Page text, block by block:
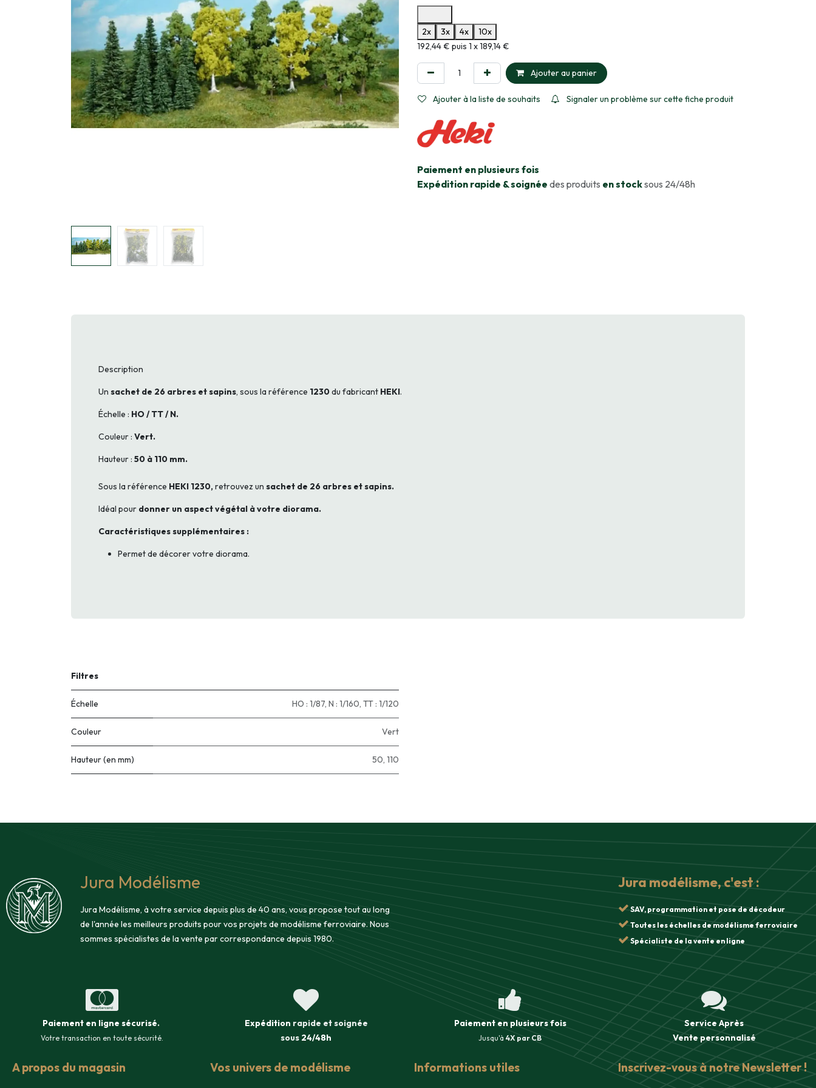
2x
3x 4x
10x
Informations sur le plan de paiement sélectionné
192,44 € puis 1 x 189,14 €
Ajouter au panier
Ajouter à la liste de souhaits Signaler un problème sur cette fiche produit
​Paiement en plusieurs fois
Expédition rapide & soignée des produits en stocksous 24/48h
Description
Un sachet de 26 arbres et sapins, sous la référence 1230du fabricant HEKI.
Échelle : HO / TT / N.
Couleur : Vert.
Hauteur : 50 à 110 mm.
Sous la référence HEKI 1230,retrouvez un sachet de 26 arbres et sapins.
Idéal pour donner un aspect végétal à votre diorama.
Caractéristiques supplémentaires :
Permet de décorer votre diorama.
Filtres
Échelle HO : 1/87, N : 1/160, TT : 1/120
Couleur Vert
Hauteur (en mm) 50, 110
Jura Modélisme
Jura Modélisme, à votre service depuis plus de 40 ans, vous propose tout au long
de l'année les meilleurs produits pour vos projets de modélisme ferroviaire. Nous
sommes spécialistes de la vente par correspondance depuis 1980.
Paiement en ligne sécurisé.
Votre transaction en toute sécurité.
Expédition rapide et soignée
sous 24/48h
Paiement en plusieurs fois
Jusqu'à 4X par CB
Service Après
Ventepersonnalisé
A propos du magasin Vos univers de modélisme Informations utiles Inscrivez-vous à notre Newsletter !
Jura modélisme, c'est :
SAV, programmation et pose de décodeur
Toutes les échelles de modélisme ferroviaire
Spécialiste de la vente en ligne